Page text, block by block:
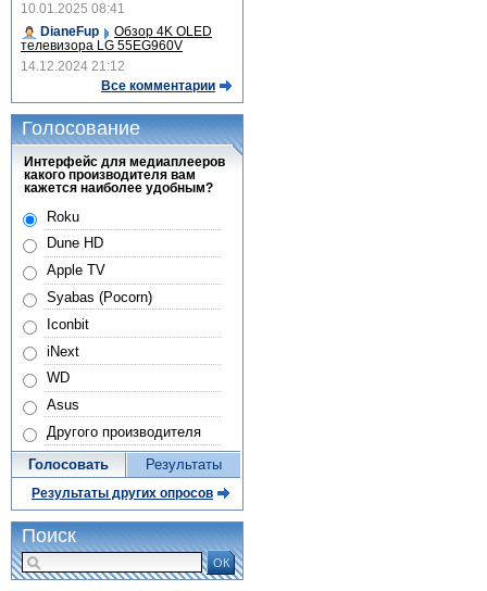
10.01.2025 08:41
DianeFup
Обзор 4K OLED
телевизора LG 55EG960V
14.12.2024 21:12
Все комментарии
Голосование
Интерфейс для медиаплееров
какого производителя вам
кажется наиболее удобным?
Roku
Dune HD
Apple TV
Syabas (Pocorn)
Iconbit
iNext
WD
Asus
Другого производителя
Голосовать Результаты
Результаты других опросов
Поиск
ОК